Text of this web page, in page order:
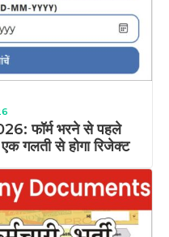
फॉर्म भरने से पहले
गलती से होगा रिजेक्ट